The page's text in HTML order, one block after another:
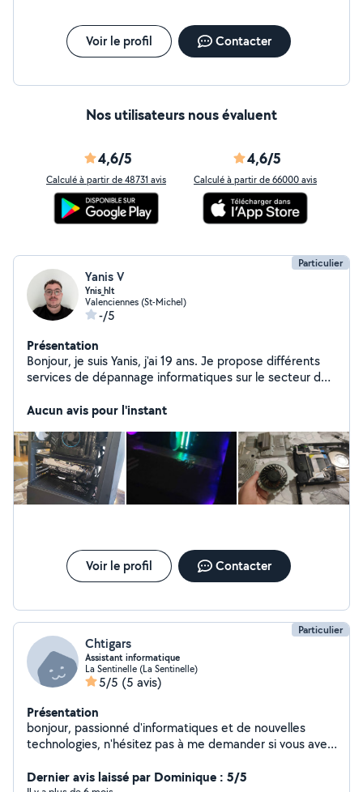
Voir le profil Contacter
Nos utilisateurs nous évaluent
4,6/5
Calculé à partir de 48731 avis
4,6/5
Calculé à partir de 66000 avis
Particulier
Yanis V
Ynis_hlt
Valenciennes (St-Michel)
-/5
Présentation
Bonjour, je suis Yanis, j'ai 19 ans. Je propose différents
services de dépannage informatiques sur le secteur de
4 (tous modèles) Montage/Réparation de PC Pour les
Aucun avis pour l'instant
Voir le profil Contacter
Particulier
Chtigars
Assistant informatique
La Sentinelle (La Sentinelle)
5/5 (5 avis)
Présentation
bonjour, passionné d'informatiques et de nouvelles
technologies, n'hésitez pas à me demander si vous avez
pc à nettoyer - un pc à démonter un problème windows
Dernier avis laissé par Dominique : 5/5